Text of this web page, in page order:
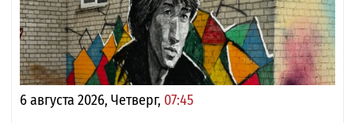
6 августа 2026, Четверг, 07:45